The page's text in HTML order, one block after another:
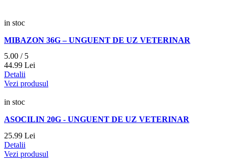
in stoc
MIBAZON 36G – UNGUENT DE UZ VETERINAR
5.00 / 5
44.99 Lei
Detalii
Vezi produsul
in stoc
ASOCILIN 20G - UNGUENT DE UZ VETERINAR
25.99 Lei
Detalii
Vezi produsul